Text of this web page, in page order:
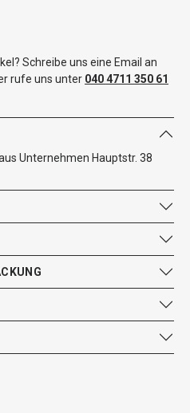
Schreibe uns eine Email an
rufe uns unter 040 4711 350 61
Unternehmen Hauptstr. 38